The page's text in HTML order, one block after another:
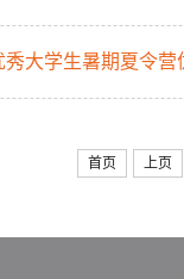
大学生暑期夏令营
首页 上页